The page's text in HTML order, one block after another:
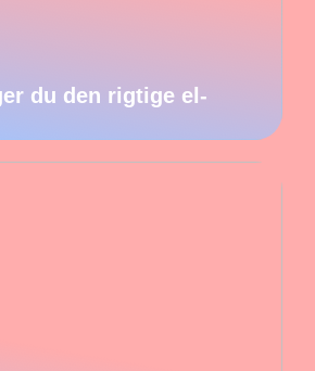
du den rigtige el-